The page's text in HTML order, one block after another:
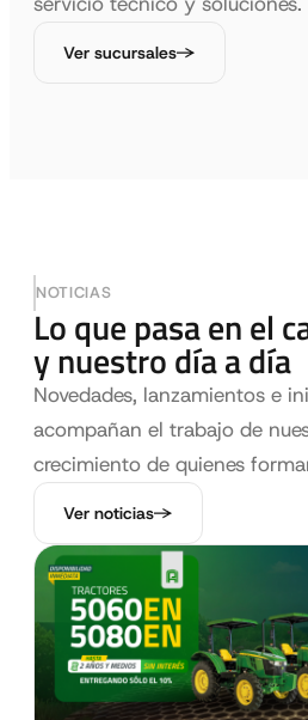
Ver sucursales
NOTICIAS
Lo que pasa en el
y nuestro día a día
Novedades, lanzamientos e
acompañan el trabajo de
crecimiento de quienes
Ver noticias